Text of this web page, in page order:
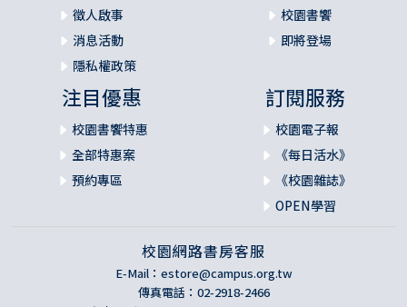
徵人啟事
消息活動
隱私權政策
校園書饗
即將登場
注目優惠
校園書饗特惠
全部特惠案
預約專區
訂閱服務
校園電子報
《每日活水》
《校園雜誌》
OPEN學習
校園網路書房客服
E-Mail： estore@campus.org.tw
傳真電話：02-2918-2466